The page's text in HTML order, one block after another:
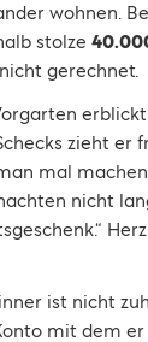
wohnen.
stolze
gerechnet.
zieht er
mal
nicht
ist nicht
mit dem